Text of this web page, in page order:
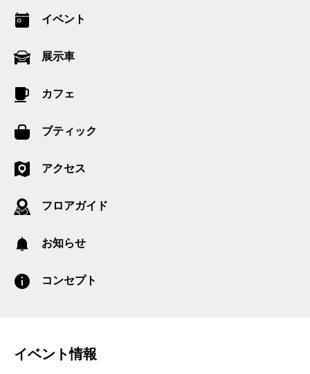
イベント
展示車
カフェ
ブティック
アクセス
フロアガイド
お知らせ